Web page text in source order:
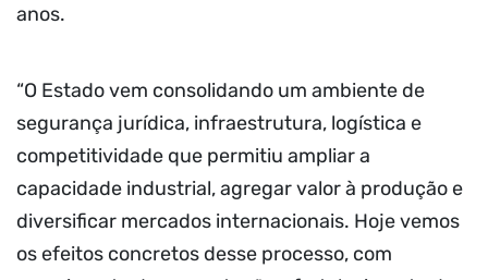
anos.
“O Estado vem consolidando um ambiente de
segurança jurídica, infraestrutura, logística e
competitividade que permitiu ampliar a
capacidade industrial, agregar valor à produção e
diversificar mercados internacionais. Hoje vemos
os efeitos concretos desse processo, com